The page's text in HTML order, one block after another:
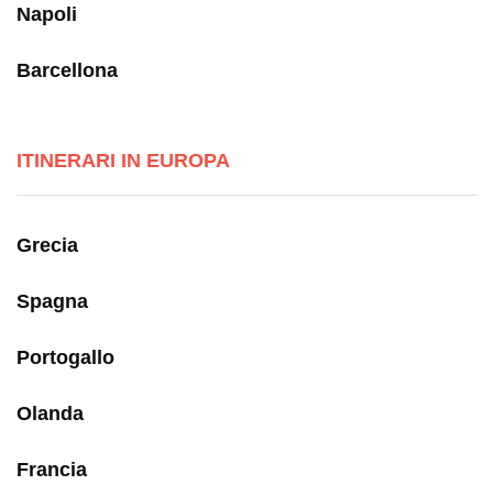
Napoli
Barcellona
ITINERARI IN EUROPA
Grecia
Spagna
Portogallo
Olanda
Francia